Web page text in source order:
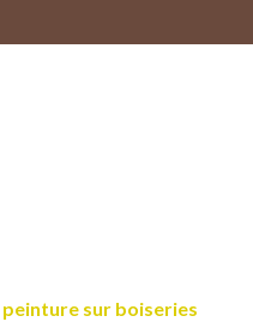
peinture sur boiseries